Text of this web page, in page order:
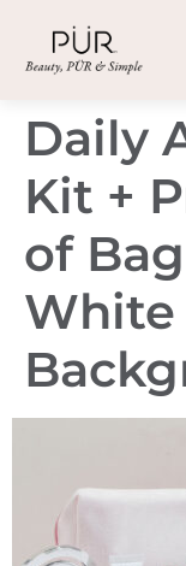
Daily
Kit +
of
White